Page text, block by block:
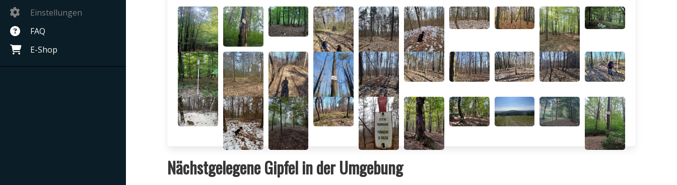
Einstellungen
FAQ
E-Shop
Nächstgelegene Gipfel in der Umgebung